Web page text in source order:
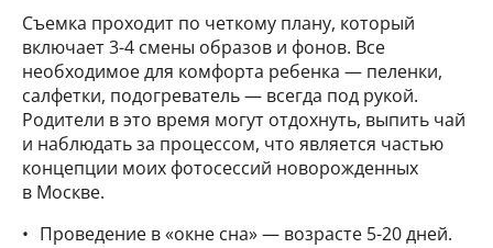
Съемка проходит по четкому плану, который
включает 3-4 смены образов и фонов. Все
необходимое для комфорта ребенка — пеленки,
салфетки, подогреватель — всегда под рукой.
Родители в это время могут отдохнуть, выпить чай
и наблюдать за процессом, что является частью
концепции моих фотосессий новорожденных
в Москве.
Проведение в «окне сна» — возрасте 5-20 дней.